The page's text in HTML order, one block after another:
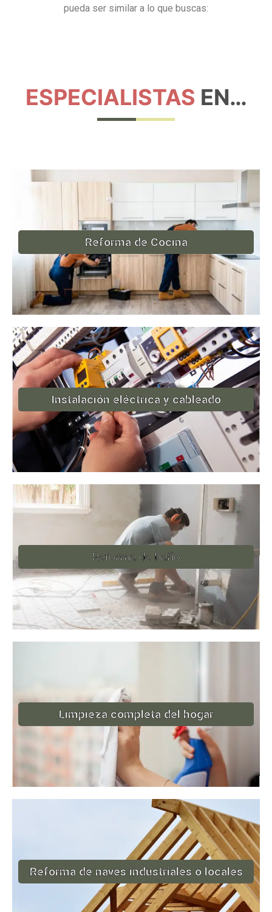
pueda ser similar a lo que buscas:
ESPECIALISTAS EN…
Reforma de Cocina
Instalación eléctrica y cableado
Reforma de baño
Limpieza completa del hogar
Reforma de naves industriales o locales